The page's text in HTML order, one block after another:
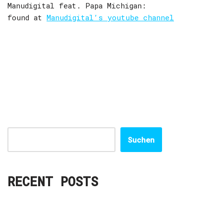
Manudigital feat. Papa Michigan:
found at Manudigital’s youtube channel
Suchen
RECENT POSTS